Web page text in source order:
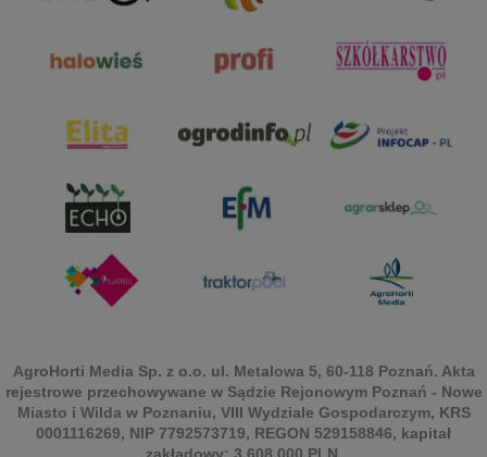
AgroHorti Media Sp. z o.o. ul. Metalowa 5, 60-118 Poznań. Akta
rejestrowe przechowywane w Sądzie Rejonowym Poznań - Nowe
Miasto i Wilda w Poznaniu, VIII Wydziale Gospodarczym, KRS
0001116269, NIP 7792573719, REGON 529158846, kapitał